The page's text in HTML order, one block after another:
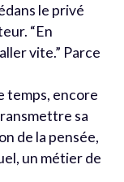
le privé
“En
vite.” Parce
temps, encore
sa
de la pensée,
un métier de